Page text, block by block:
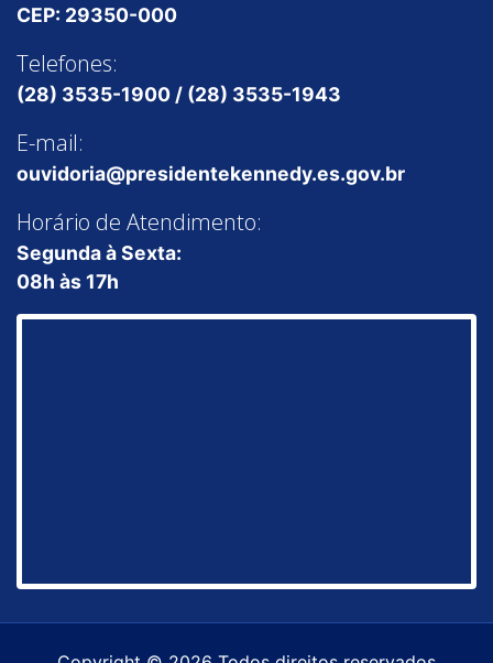
CEP: 29350-000
Telefones:
(28) 3535-1900 / (28) 3535-1943
E-mail:
ouvidoria@presidentekennedy.es.gov.br
Horário de Atendimento:
Segunda à Sexta:
08h às 17h